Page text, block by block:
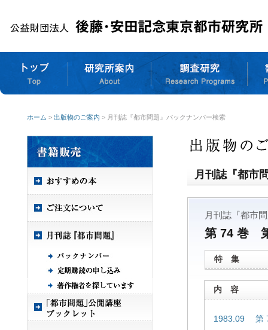
ホーム > 出版物のご案内 > 月刊誌『都市問題』バックナンバー検索
月刊誌『都市
月刊誌『都市
第 74 巻
特 集
内 容
1983.09 第